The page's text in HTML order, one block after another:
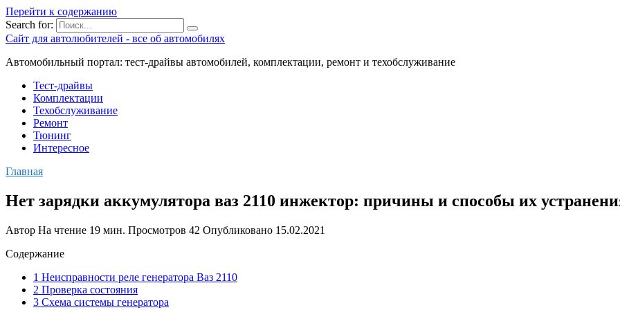
Перейти к содержанию
Search for:
Сайт для автолюбителей - все об автомобилях
Автомобильный портал: тест-драйвы автомобилей, комплектации, ремонт и техобслуживание
Тест-драйвы
Комплектации
Техобслуживание
Ремонт
Тюнинг
Интересное
Главная
Нет зарядки аккумулятора ваз 2110 инжектор: причины и способы их
Автор На чтение 19 мин. Просмотров 42 Опубликовано 15.02.2021
Содержание
1 Неисправности реле генератора Ваз 2110
2 Проверка состояния
3 Схема системы генератора